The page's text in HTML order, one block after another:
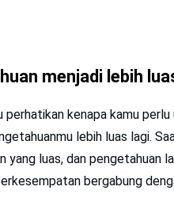
menjadi lebih
kenapa kamu
lebih luas lagi.
yang luas, dan pengetahuan
bergabung